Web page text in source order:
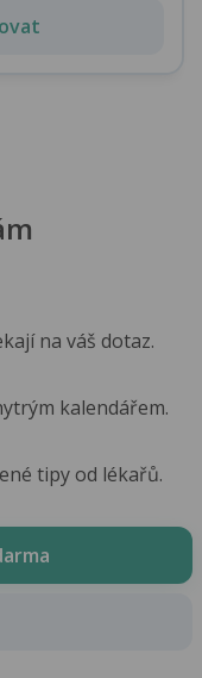
na váš dotaz.
kalendářem.
tipy od lékařů.